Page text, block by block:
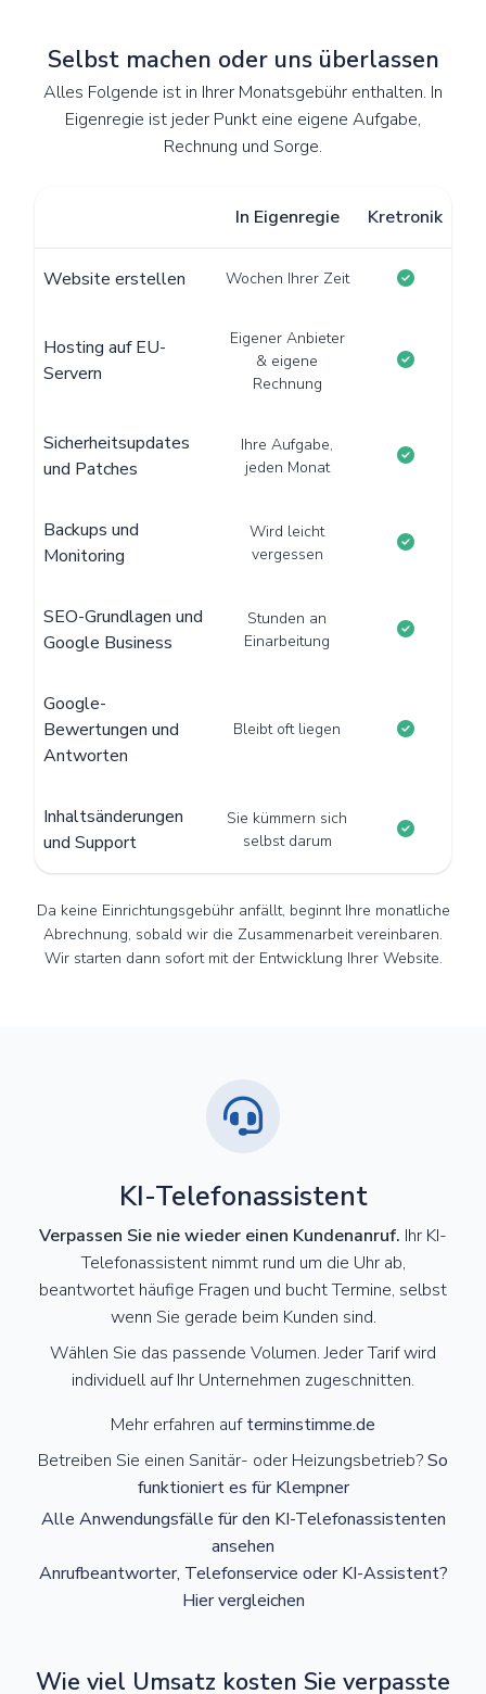
Selbst machen oder uns überlassen
Alles Folgende ist in Ihrer Monatsgebühr enthalten. In
Eigenregie ist jeder Punkt eine eigene Aufgabe,
Rechnung und Sorge.
In Eigenregie Kretronik
Website erstellen Wochen Ihrer Zeit
Hosting auf EU-
Servern
Eigener Anbieter
& eigene
Rechnung
Sicherheitsupdates
und Patches
Ihre Aufgabe,
jeden Monat
Backups und
Monitoring
Wird leicht
vergessen
SEO-Grundlagen und
Google Business
Stunden an
Einarbeitung
Google-
Bewertungen und
Antworten
Bleibt oft liegen
Inhaltsänderungen
und Support
Sie kümmern sich
selbst darum
Da keine Einrichtungsgebühr anfällt, beginnt Ihre monatliche
Abrechnung, sobald wir die Zusammenarbeit vereinbaren.
Wir starten dann sofort mit der Entwicklung Ihrer Website.
KI-Telefonassistent
Verpassen Sie nie wieder einen Kundenanruf. Ihr KI-
Telefonassistent nimmt rund um die Uhr ab,
beantwortet häufige Fragen und bucht Termine, selbst
wenn Sie gerade beim Kunden sind.
Wählen Sie das passende Volumen. Jeder Tarif wird
individuell auf Ihr Unternehmen zugeschnitten.
Mehr erfahren aufterminstimme.de
Betreiben Sie einen Sanitär- oder Heizungsbetrieb?So
funktioniert es für Klempner
Alle Anwendungsfälle für den KI-Telefonassistenten
ansehen
Anrufbeantworter, Telefonservice oder KI-Assistent?
Hier vergleichen
Wie viel Umsatz kosten Sie verpasste